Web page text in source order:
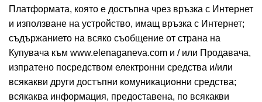
Платформата, която е достъпна чрез връзка с Интернет
и използване на устройство, имащ връзка с Интернет;
съдържанието на всяко съобщение от страна на
Купувача към www.elenaganeva.com и / или Продавача,
изпратено посредством електронни средства и/или
всякакви други достъпни комуникационни средства;
всякаква информация, предоставена, по всякакви